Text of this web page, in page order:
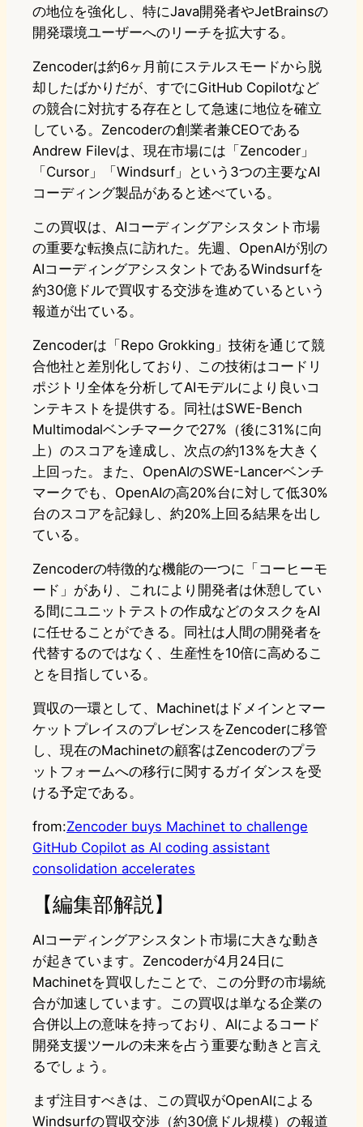
の地位を強化し、特にJava開発者やJetBrainsの
開発環境ユーザーへのリーチを拡大する。
Zencoderは約6ヶ月前にステルスモードから脱
却したばかりだが、すでにGitHub Copilotなど
の競合に対抗する存在として急速に地位を確立
している。Zencoderの創業者兼CEOである
Andrew Filevは、現在市場には「Zencoder」
「Cursor」「Windsurf」という3つの主要なAI
コーディング製品があると述べている。
この買収は、AIコーディングアシスタント市場
の重要な転換点に訪れた。先週、OpenAIが別の
AIコーディングアシスタントであるWindsurfを
約30億ドルで買収する交渉を進めているという
報道が出ている。
Zencoderは「Repo Grokking」技術を通じて競
合他社と差別化しており、この技術はコードリ
ポジトリ全体を分析してAIモデルにより良いコ
ンテキストを提供する。同社はSWE-Bench
Multimodalベンチマークで27%（後に31%に向
上）のスコアを達成し、次点の約13%を大きく
上回った。また、OpenAIのSWE-Lancerベンチ
マークでも、OpenAIの高20%台に対して低30%
台のスコアを記録し、約20%上回る結果を出し
ている。
Zencoderの特徴的な機能の一つに「コーヒーモ
ード」があり、これにより開発者は休憩してい
る間にユニットテストの作成などのタスクをAI
に任せることができる。同社は人間の開発者を
代替するのではなく、生産性を10倍に高めるこ
とを目指している。
買収の一環として、Machinetはドメインとマー
ケットプレイスのプレゼンスをZencoderに移管
し、現在のMachinetの顧客はZencoderのプラ
ットフォームへの移行に関するガイダンスを受
ける予定である。
from:Zencoder buys Machinet to challenge
GitHub Copilot as AI coding assistant
consolidation accelerates
【編集部解説】
AIコーディングアシスタント市場に大きな動き
が起きています。Zencoderが4月24日に
Machinetを買収したことで、この分野の市場統
合が加速しています。この買収は単なる企業の
合併以上の意味を持っており、AIによるコード
開発支援ツールの未来を占う重要な動きと言え
るでしょう。
まず注目すべきは、この買収がOpenAIによる
Windsurfの買収交渉（約30億ドル規模）の報道